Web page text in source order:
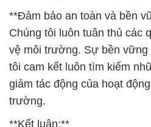
**Đảm bảo an toàn và bền
Chúng tôi luôn tuân thủ các
vệ môi trường. Sự bền vững
tôi cam kết luôn tìm kiếm
giảm tác động của hoạt
trường.
**Kết luận:**